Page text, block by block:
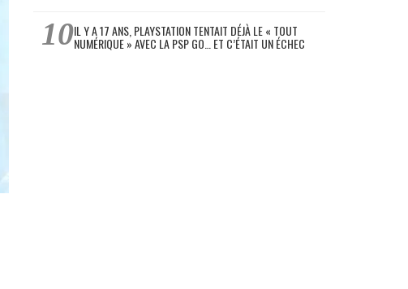
IL Y A 17 ANS, PLAYSTATION TENTAIT DÉJÀ LE « TOUT
NUMÉRIQUE » AVEC LA PSP GO… ET C’ÉTAIT UN ÉCHEC